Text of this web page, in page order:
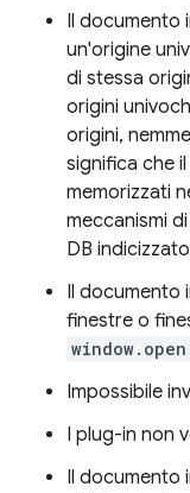
Il documento
un'origine
di stessa
origini
origini,
significa che
memorizzati
meccanismi
DB
Il documento
finestre o
window.open
Impossibile
I plug-in non
Il documento